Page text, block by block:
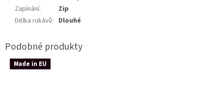
Zapínání:
Zip
Délka rukávů: Dlouhé
Made in EU